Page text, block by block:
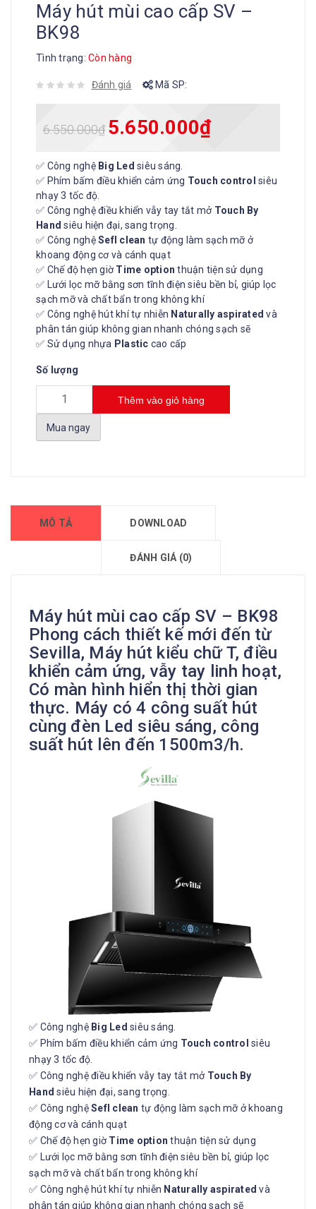
Máy hút mùi cao cấp SV –
BK98
Tình trạng: Còn hàng
Đánh giá Mã SP:
6.550.000₫ 5.650.000₫
✅ Công nghệ Big Led siêu sáng.
✅ Phím bấm điều khiển cảm ứng Touch control siêu
nhạy 3 tốc độ.
✅ Công nghệ điều khiển vẫy tay tắt mở Touch By
Hand siêu hiện đại, sang trọng.
✅ Công nghệSefl clean tự động làm sạch mỡ ở
khoang động cơ và cánh quạt
✅ Chế độ hẹn giờTime option thuận tiện sử dụng
✅ Lưới lọc mỡ bằng sơn tĩnh điện siêu bền bỉ, giúp lọc
sạch mỡ và chất bẩn trong không khí
✅ Công nghệ hút khí tự nhiễn Naturally aspirated và
phân tán giúp không gian nhanh chóng sạch sẽ
✅ Sử dụng nhựa Plastic cao cấp
Số lượng
Thêm vào giỏ hàng
Mua ngay
MÔ TẢ DOWNLOAD
ĐÁNH GIÁ (0)
Máy hút mùi cao cấp SV – BK98
Phong cách thiết kế mới đến từ
Sevilla, Máy hút kiểu chữ T, điều
khiển cảm ứng, vẫy tay linh hoạt,
Có màn hình hiển thị thời gian
thực. Máy có 4 công suất hút
cùng đèn Led siêu sáng, công
suất hút lên đến 1500m3/h.
✅ Công nghệ Big Led siêu sáng.
✅ Phím bấm điều khiển cảm ứng Touch control siêu
nhạy 3 tốc độ.
✅ Công nghệ điều khiển vẫy tay tắt mở Touch By
Hand siêu hiện đại, sang trọng.
✅ Công nghệSefl clean tự động làm sạch mỡ ở khoang
động cơ và cánh quạt
✅ Chế độ hẹn giờTime option thuận tiện sử dụng
✅ Lưới lọc mỡ bằng sơn tĩnh điện siêu bền bỉ, giúp lọc
sạch mỡ và chất bẩn trong không khí
✅ Công nghệ hút khí tự nhiễn Naturally aspirated và
phân tán giúp không gian nhanh chóng sạch sẽ